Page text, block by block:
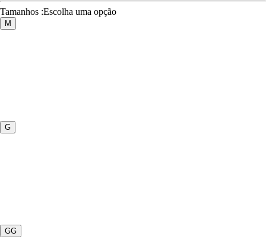
Tamanhos :Escolha uma opção
M
G
GG